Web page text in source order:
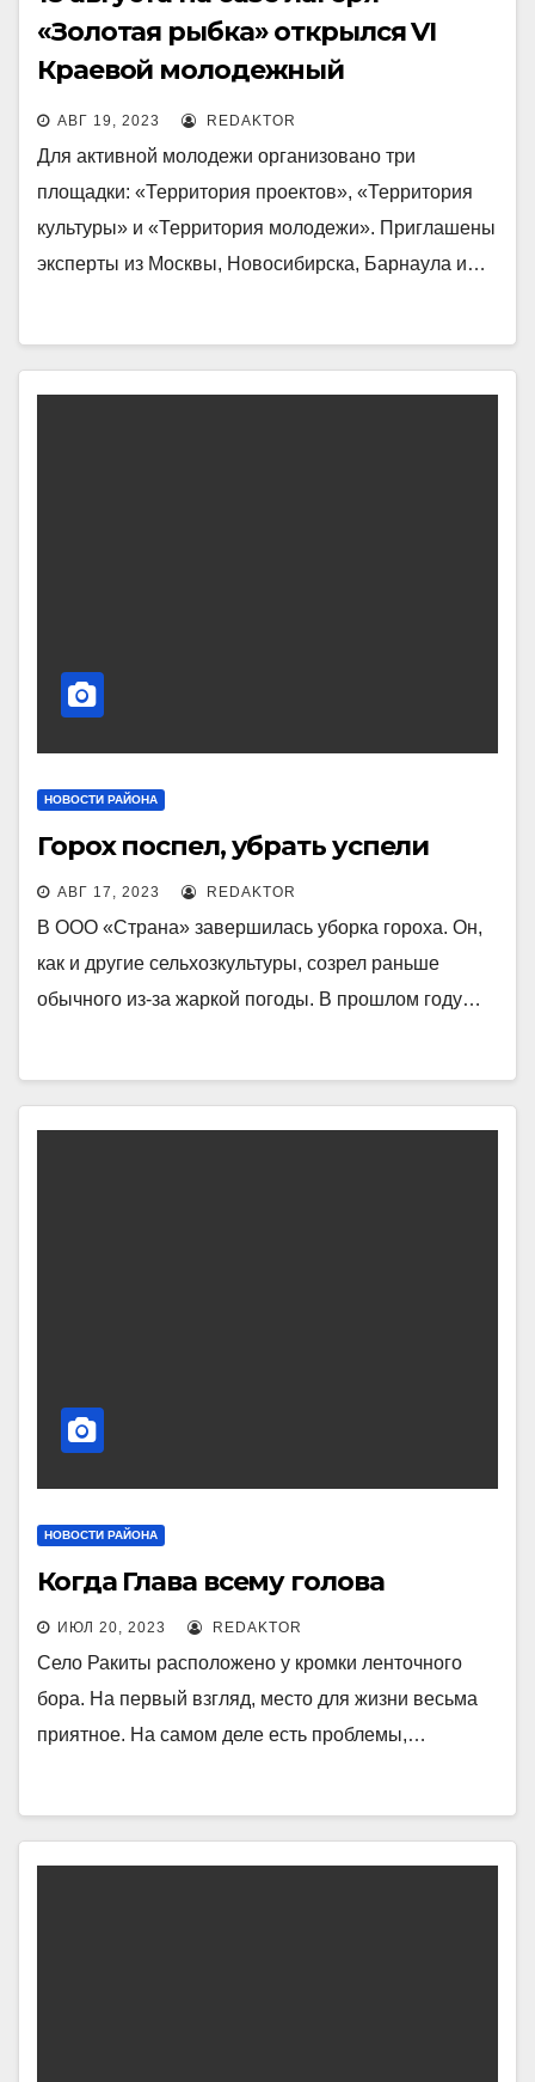
«Золотая рыбка» открылся VI
Краевой молодежный
образовательный форум
«Территория ответственности».
АВГ 19, 2023 REDAKTOR
Для активной молодежи организовано три
площадки: «Территория проектов», «Территория
культуры» и «Территория молодежи». Приглашены
эксперты из Москвы, Новосибирска, Барнаула и…
НОВОСТИ РАЙОНА
Горох поспел, убрать успели
АВГ 17, 2023 REDAKTOR
В ООО «Страна» завершилась уборка гороха. Он,
как и другие сельхозкультуры, созрел раньше
обычного из-за жаркой погоды. В прошлом году…
НОВОСТИ РАЙОНА
Когда Глава всему голова
ИЮЛ 20, 2023 REDAKTOR
Село Ракиты расположено у кромки ленточного
бора. На первый взгляд, место для жизни весьма
приятное. На самом деле есть проблемы,…